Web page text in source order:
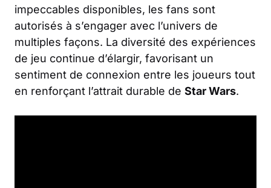
impeccables disponibles, les fans sont
autorisés à s’engager avec l’univers de
multiples façons. La diversité des expériences
de jeu continue d’élargir, favorisant un
sentiment de connexion entre les joueurs tout
en renforçant l’attrait durable de Star Wars.